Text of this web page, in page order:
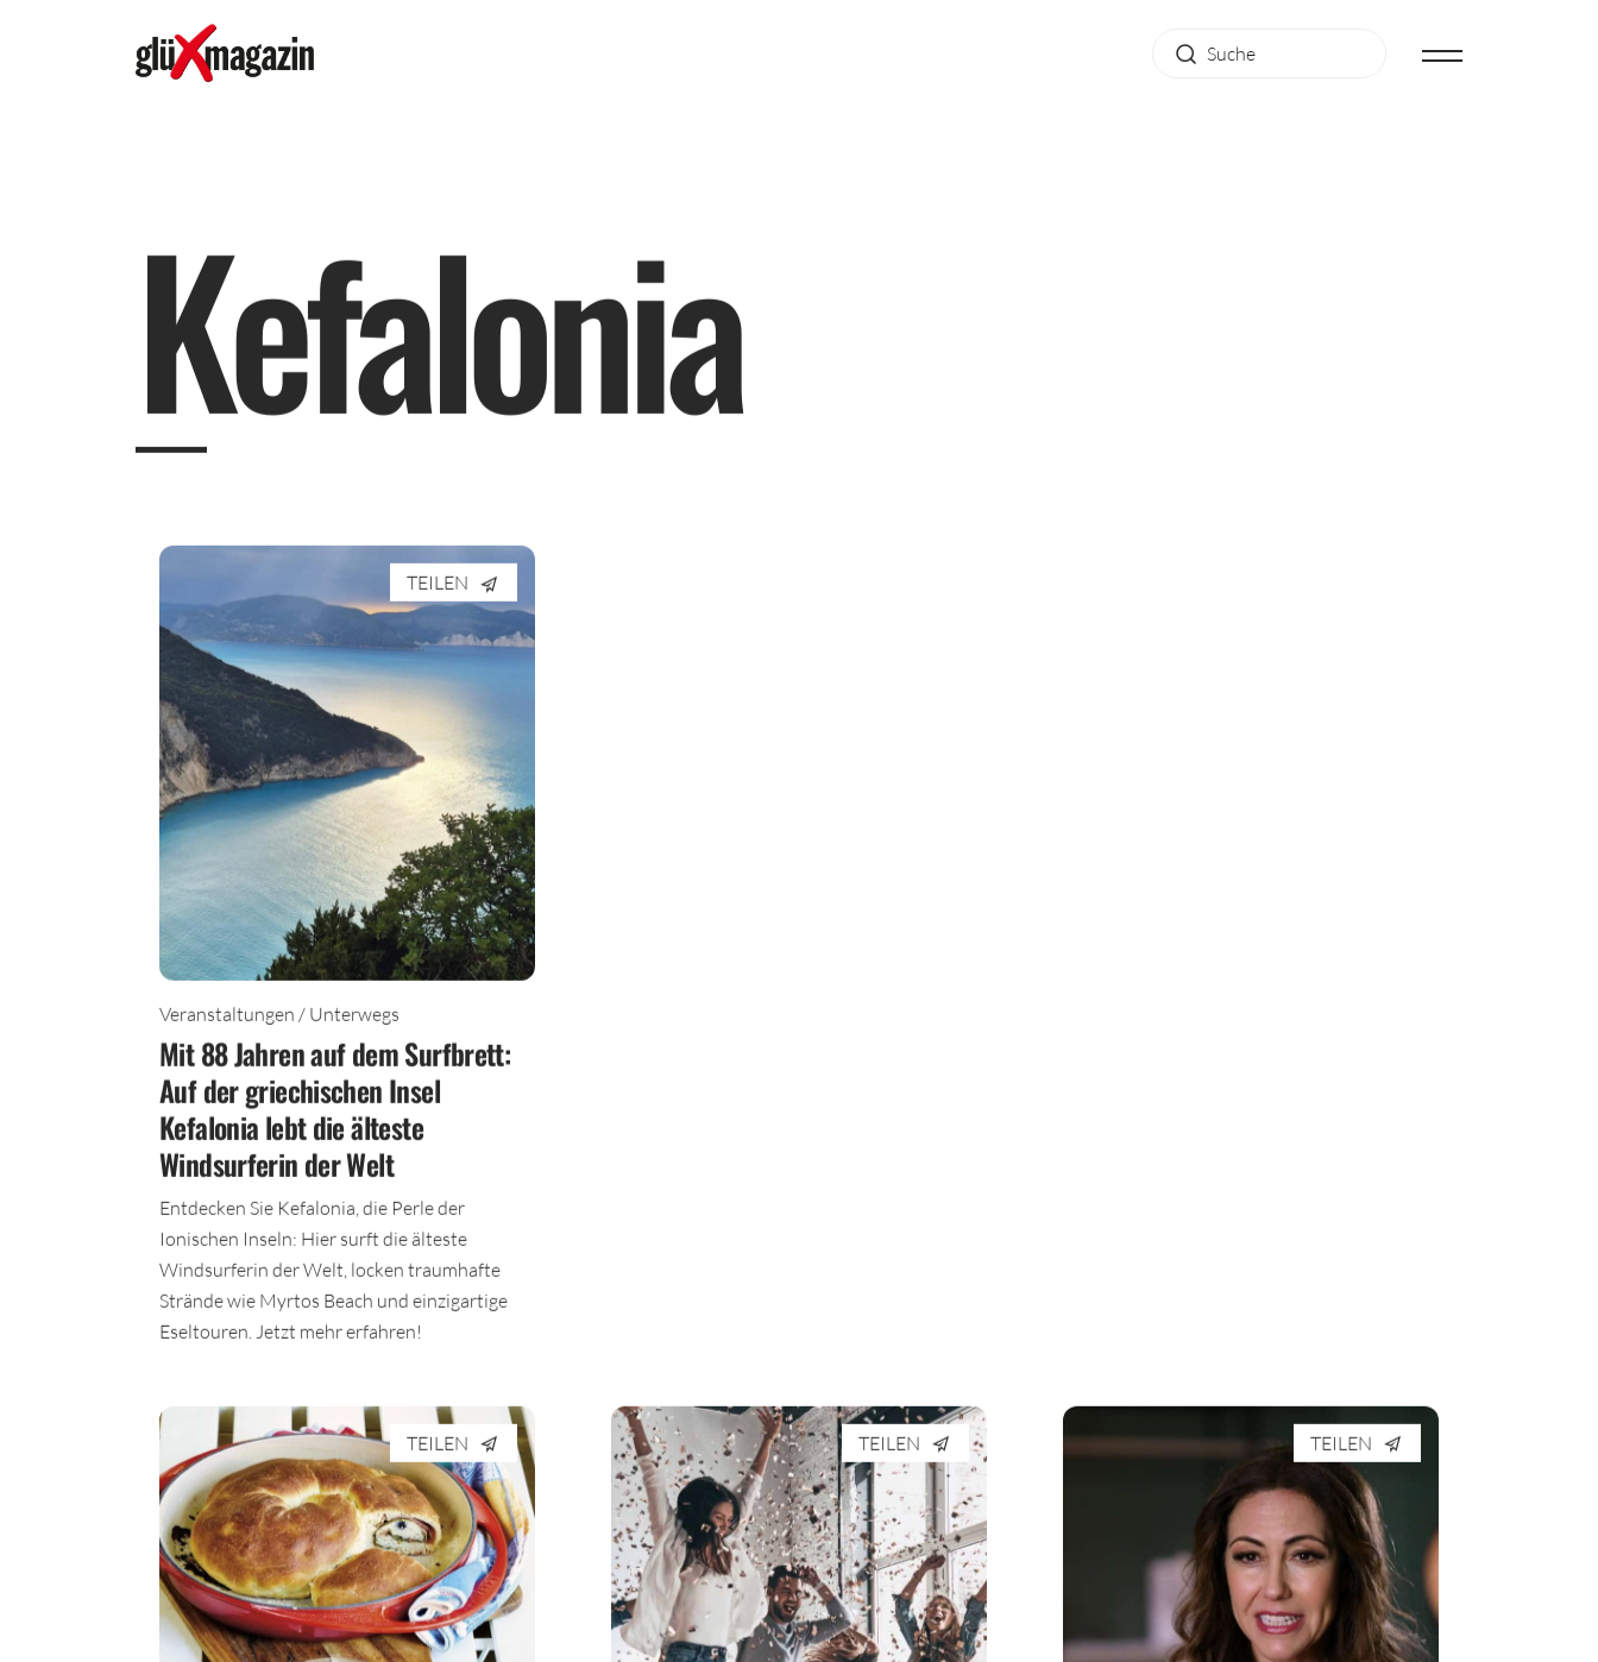
Kefalonia
TEILEN
Veranstaltungen / Unterwegs
Mit 88 Jahren auf dem Surfbrett:
Auf der griechischen Insel
Kefalonia lebt die älteste
Windsurferin der Welt
Entdecken Sie Kefalonia, die Perle der
Ionischen Inseln: Hier surft die älteste
Windsurferin der Welt, locken traumhafte
Strände wie Myrtos Beach und einzigartige
Eseltouren. Jetzt mehr erfahren!
TEILEN TEILEN TEILEN